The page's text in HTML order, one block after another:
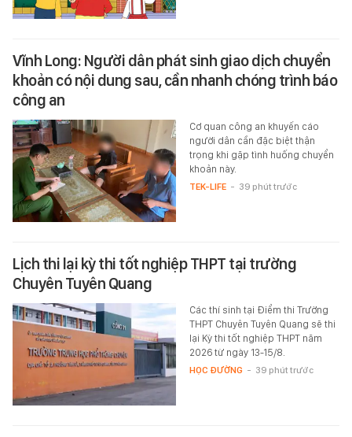
Vĩnh Long: Người dân phát sinh giao dịch chuyển
khoản có nội dung sau, cần nhanh chóng trình báo
công an
Cơ quan công an khuyến cáo
người dân cần đặc biệt thận
trọng khi gặp tình huống chuyển
khoản này.
TEK-LIFE - 39 phút trước
Lịch thi lại kỳ thi tốt nghiệp THPT tại trường
Chuyên Tuyên Quang
Các thí sinh tại Điểm thi Trường
THPT Chuyên Tuyên Quang sẽ thi
lại Kỳ thi tốt nghiệp THPT năm
2026 từ ngày 13-15/8.
HỌC ĐƯỜNG - 39 phút trước